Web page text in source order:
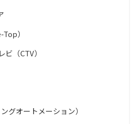
）
（CTV）
グオートメーション）